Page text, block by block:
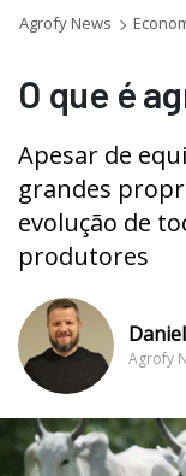
Agrofy News
O que é
Apesar de
grandes
evolução de
produtores
Agrofy